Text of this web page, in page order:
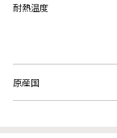
耐熱温度
原産国